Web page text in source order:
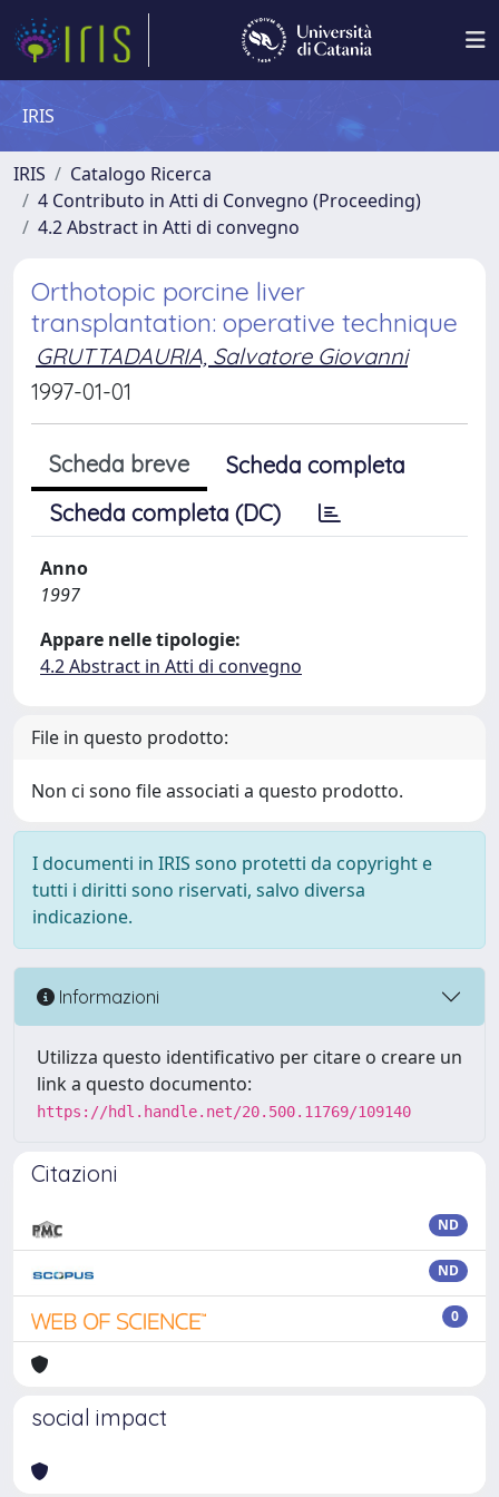
IRIS
IRIS
Catalogo Ricerca
4 Contributo in Atti di Convegno (Proceeding)
4.2 Abstract in Atti di convegno
Orthotopic porcine liver
transplantation: operative technique
GRUTTADAURIA, Salvatore Giovanni
1997-01-01
Scheda breve
Scheda completa
Scheda completa (DC)
Anno
1997
Appare nelle tipologie:
4.2 Abstract in Atti di convegno
File in questo prodotto:
Non ci sono file associati a questo prodotto.
I documenti in IRIS sono protetti da copyright e
tutti i diritti sono riservati, salvo diversa
indicazione.
Informazioni
Utilizza questo identificativo per citare o creare un
link a questo documento:
https://hdl.handle.net/20.500.11769/109140
Citazioni
ND
ND
0
social impact